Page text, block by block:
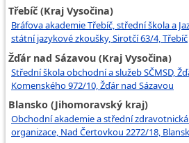
Třebíč (Kraj Vysočina)
Bráfova akademie Třebíč, střední škola a
státní jazykové zkoušky, Sirotčí 63/4, Třebíč
Žďár nad Sázavou (Kraj Vysočina)
Střední škola obchodní a služeb SČMSD,
Komenského 972/10, Žďár nad Sázavou
Blansko (Jihomoravský kraj)
Obchodní akademie a střední
organizace, Nad Čertovkou 2272/18,